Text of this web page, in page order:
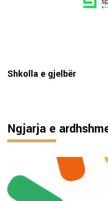
Shkolla e gjelbër
Ngjarja e